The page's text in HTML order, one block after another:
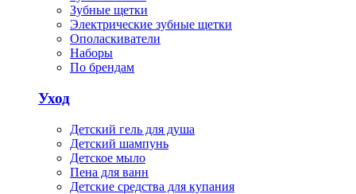
Зубные щетки
Электрические зубные щетки
Ополаскиватели
Наборы
По брендам
Уход
Детский гель для душа
Детский шампунь
Детское мыло
Пена для ванн
Детские средства для купания